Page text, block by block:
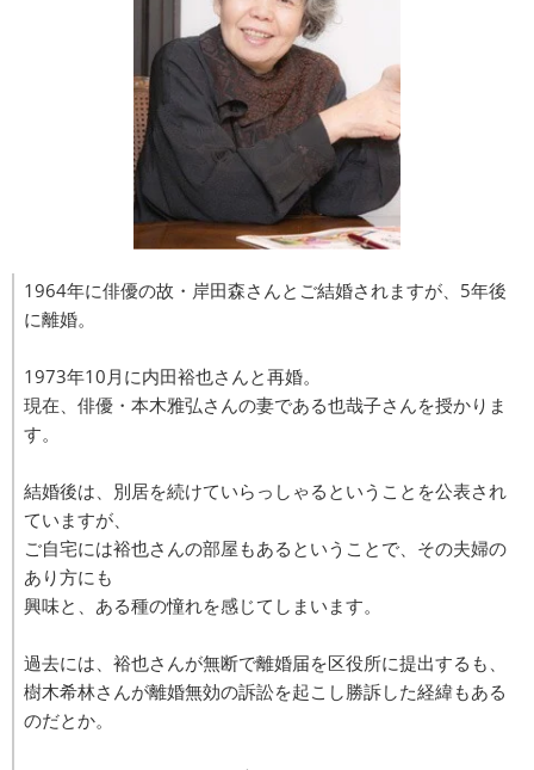
1964年に俳優の故・岸田森さんとご結婚されますが、5年後
に離婚。
1973年10月に内田裕也さんと再婚。
現在、俳優・本木雅弘さんの妻である也哉子さんを授かりま
す。
結婚後は、別居を続けていらっしゃるということを公表され
ていますが、
ご自宅には裕也さんの部屋もあるということで、その夫婦の
あり方にも
興味と、ある種の憧れを感じてしまいます。
過去には、裕也さんが無断で離婚届を区役所に提出するも、
樹木希林さんが離婚無効の訴訟を起こし勝訴した経緯もある
のだとか。